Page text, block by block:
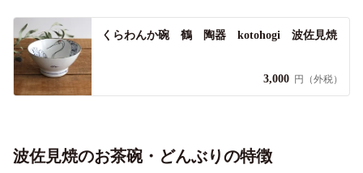
くらわんか碗 鶴 陶器 kotohogi 波佐見焼
3,000 円（外税）
波佐見焼のお茶碗・どんぶりの特徴